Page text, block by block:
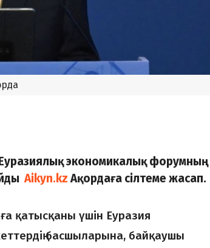
экономикалық форумның
Aikyn.kzАқордаға сілтеме
қатысқаны үшін Еуразия
басшыларына, байқаушы